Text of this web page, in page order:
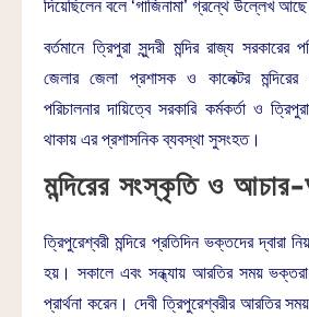
দিয়েছিলেন বলে ‘গাজিনামা’ গ্রন্থে উল্লেখ
বর্তমানে ত্রিপুরা সুন্দরী মন্দির রাজ্য সরকারের
জেলার জেলা প্রশাসক ও কালেক্টর মন্দিরের
পরিচালনার দায়িত্বে সরকারি কর্মকর্তা ও
থাকায় এর প্রশাসনিক ব্যবস্থা সুসংহত।
মন্দিরের সংস্কৃতি ও আচার-
ত্রিপুরেশ্বরী মন্দিরে প্রতিদিন ভক্তদের দ্বারা
হয়। সকালে এবং সন্ধ্যায় আরতির সময় ভক্তরা
প্রার্থনা করেন। দেবী ত্রিপুরেশ্বরীর আরতির